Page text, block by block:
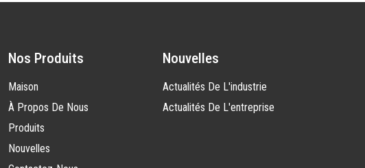
Nos Produits
Maison
À Propos De Nous
Produits
Nouvelles
Nouvelles
Actualités De L'industrie
Actualités De L'entreprise